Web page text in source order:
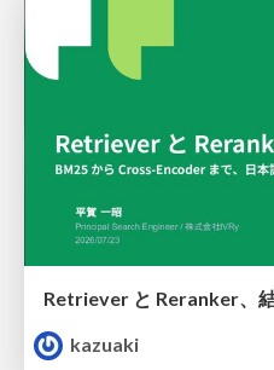
Retriever と Reranker、
kazuaki